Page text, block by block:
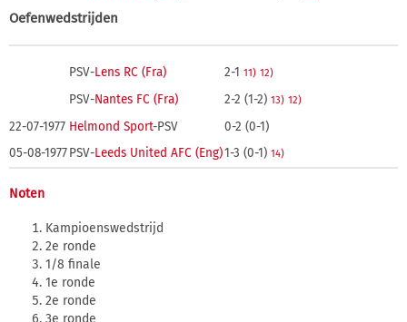
Oefenwedstrijden
PSV-Lens RC (Fra) 2-1 11) 12)
PSV-Nantes FC (Fra) 2-2 (1-2) 13) 12)
22-07-1977 Helmond Sport-PSV
0-2 (0-1)
05-08-1977PSV-Leeds United AFC (Eng)1-3 (0-1) 14)
Noten
Kampioenswedstrijd
2e ronde
1/8 finale
1e ronde
2e ronde
3e ronde